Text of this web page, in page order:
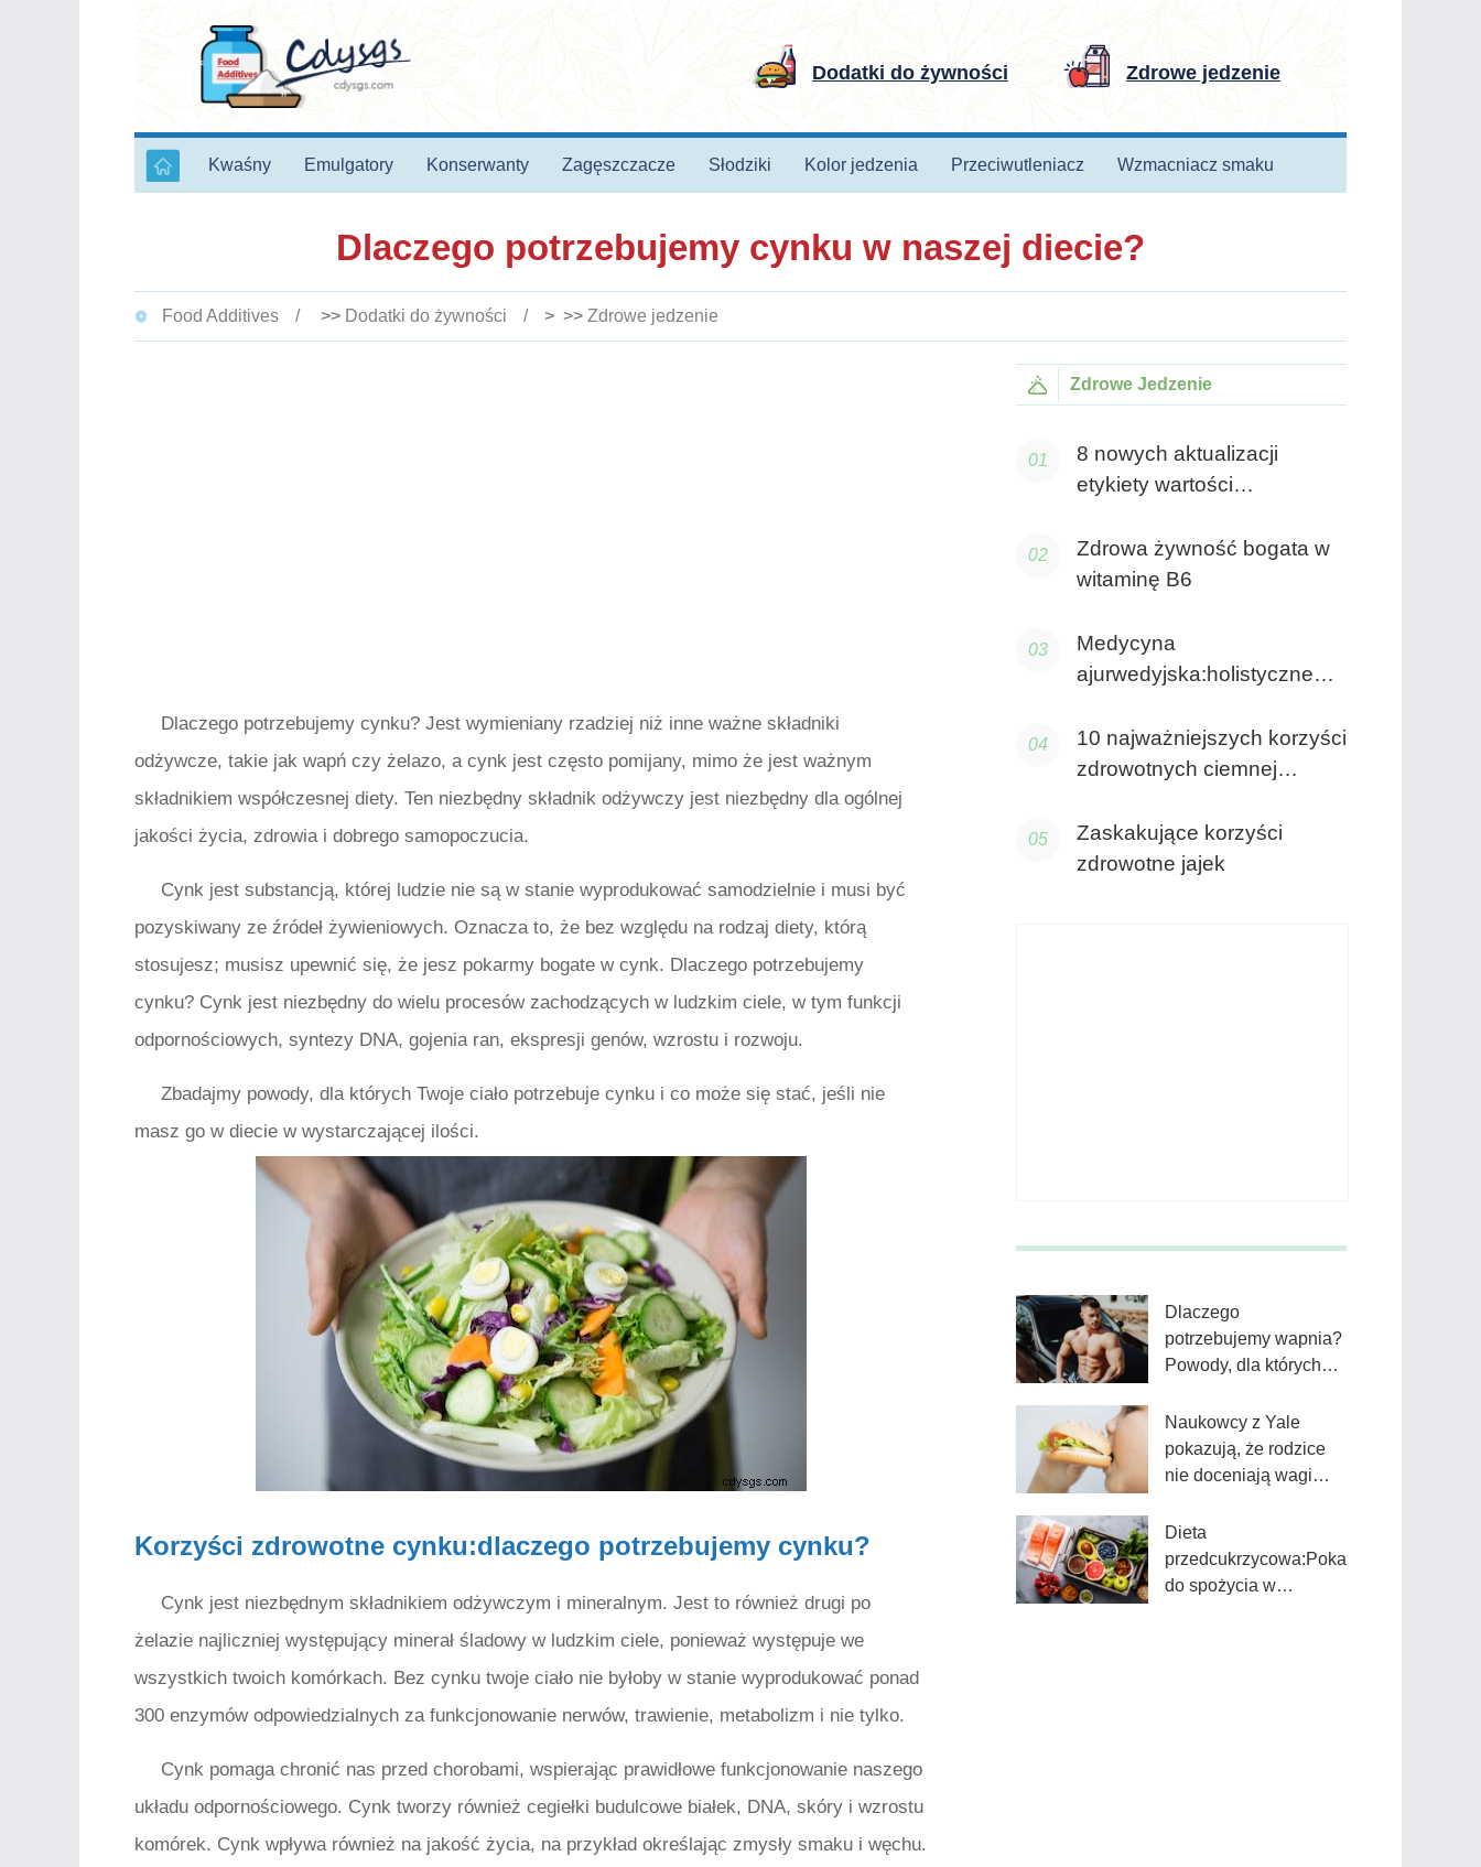
Dodatki do żywności Zdrowe jedzenie
Kwaśny Emulgatory Konserwanty Zagęszczacze Słodziki Kolor jedzenia Przeciwutleniacz Wzmacniacz smaku
Dlaczego potrzebujemy cynku w naszej diecie?
Food Additives >> Dodatki do żywności > >> Zdrowe jedzenie
Dlaczego potrzebujemy cynku? Jest wymieniany rzadziej niż inne ważne składniki
odżywcze, takie jak wapń czy żelazo, a cynk jest często pomijany, mimo że jest ważnym
składnikiem współczesnej diety. Ten niezbędny składnik odżywczy jest niezbędny dla ogólnej
jakości życia, zdrowia i dobrego samopoczucia.
Cynk jest substancją, której ludzie nie są w stanie wyprodukować samodzielnie i musi być
pozyskiwany ze źródeł żywieniowych. Oznacza to, że bez względu na rodzaj diety, którą
stosujesz; musisz upewnić się, że jesz pokarmy bogate w cynk. Dlaczego potrzebujemy
cynku? Cynk jest niezbędny do wielu procesów zachodzących w ludzkim ciele, w tym funkcji
odpornościowych, syntezy DNA, gojenia ran, ekspresji genów, wzrostu i rozwoju.
Zbadajmy powody, dla których Twoje ciało potrzebuje cynku i co może się stać, jeśli nie
masz go w diecie w wystarczającej ilości.
Korzyści zdrowotne cynku:dlaczego potrzebujemy cynku?
Cynk jest niezbędnym składnikiem odżywczym i mineralnym. Jest to również drugi po
żelazie najliczniej występujący minerał śladowy w ludzkim ciele, ponieważ występuje we
wszystkich twoich komórkach. Bez cynku twoje ciało nie byłoby w stanie wyprodukować ponad
300 enzymów odpowiedzialnych za funkcjonowanie nerwów, trawienie, metabolizm i nie tylko.
Cynk pomaga chronić nas przed chorobami, wspierając prawidłowe funkcjonowanie naszego
układu odpornościowego. Cynk tworzy również cegiełki budulcowe białek, DNA, skóry i wzrostu
komórek. Cynk wpływa również na jakość życia, na przykład określając zmysły smaku i węchu.
Zdrowe Jedzenie
8 nowych aktualizacji
etykiety wartości
znać
Zdrowa żywność bogata w
witaminę B6
Medycyna
ajurwedyjska:holistyczne
wagi
10 najważniejszych korzyści
zdrowotnych ciemnej
Zaskakujące korzyści
zdrowotne jajek
Dlaczego
potrzebujemy wapnia?
Powody, dla których
składnikiem
odżywczym
Naukowcy z Yale
pokazują, że rodzice
nie doceniają wagi
Dieta
przedcukrzycowa:Pokarmy
do spożycia w